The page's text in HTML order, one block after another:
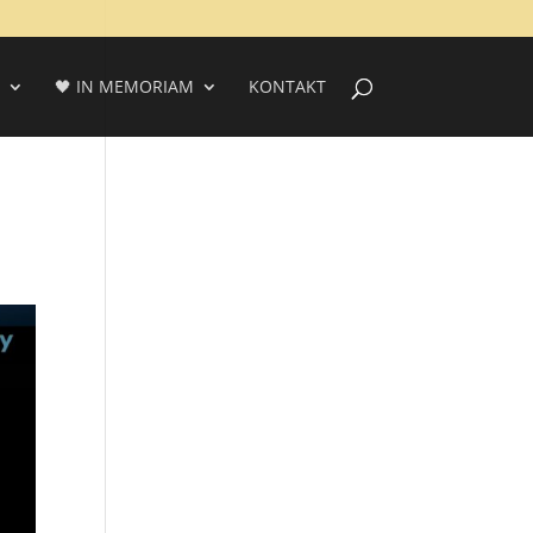
🖤 IN MEMORIAM KONTAKT